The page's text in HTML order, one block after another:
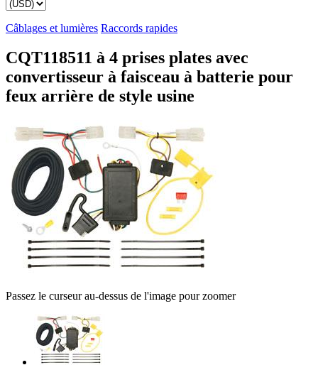
Câblages et lumières Raccords rapides
CQT118511 à 4 prises plates avec
convertisseur à faisceau à batterie pour
feux arrière de style usine
Passez le curseur au-dessus de l'image pour zoomer